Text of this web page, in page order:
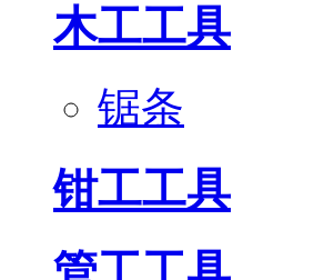
木工工具
锯条
钳工工具